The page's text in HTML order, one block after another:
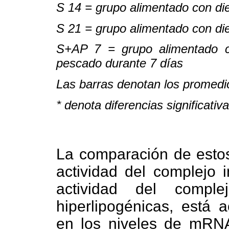
S 14 = grupo alimentado con
S 21 = grupo alimentado con
S+AP 7 = grupo alimentado
pescado durante 7 días
Las barras denotan los
* denota diferencias
La comparación de
actividad del complejo
actividad del
hiperlipogénicas, está
en los niveles de